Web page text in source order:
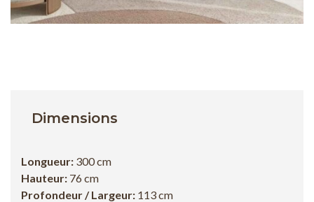
Dimensions
Longueur: 300 cm
Hauteur: 76 cm
Profondeur / Largeur: 113 cm